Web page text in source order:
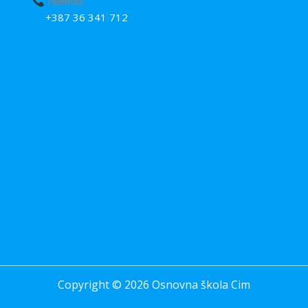
+387 36 341 712
Copyright © 2026 Osnovna škola Cim